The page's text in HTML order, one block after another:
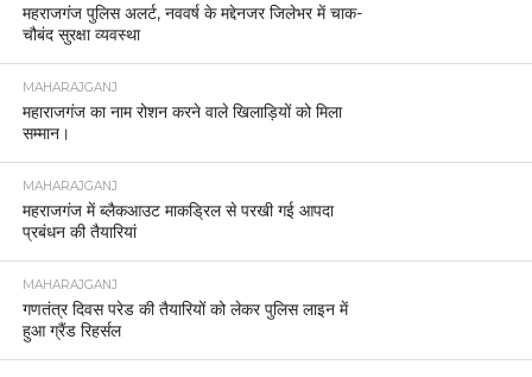
महराजगंज पुलिस अलर्ट, नववर्ष के मद्देनजर जिलेभर में चाक-
चौबंद सुरक्षा व्यवस्था
MAHARAJGANJ
महाराजगंज का नाम रोशन करने वाले खिलाड़ियों को मिला
सम्मान।
MAHARAJGANJ
महराजगंज में ब्लैकआउट माकड्रिल से परखी गई आपदा
प्रबंधन की तैयारियां
MAHARAJGANJ
गणतंत्र दिवस परेड की तैयारियों को लेकर पुलिस लाइन में
हुआ ग्रैंड रिहर्सल